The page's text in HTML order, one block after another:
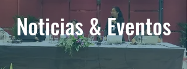
Noticias & Eventos